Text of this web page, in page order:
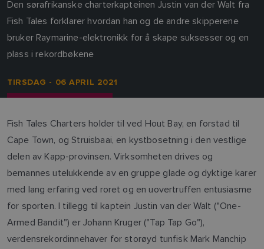
Den sørafrikanske charterkapteinen Justin van der Walt fra
Fish Tales forklarer hvordan han og de andre skipperene
bruker Raymarine-elektronikk for å skape suksesser og en
plass i rekordbøkene
TIRSDAG - 06 APRIL 2021
Fish Tales Charters holder til ved Hout Bay, en forstad til
Cape Town, og Struisbaai, en kystbosetning i den vestlige
delen av Kapp-provinsen. Virksomheten drives og
bemannes utelukkende av en gruppe glade og dyktige karer
med lang erfaring ved roret og en uovertruffen entusiasme
for sporten. I tillegg til kaptein Justin van der Walt ("One-
Armed Bandit") er Johann Kruger ("Tap Tap Go"),
verdensrekordinnehaver for storøyd tunfisk Mark Manchip